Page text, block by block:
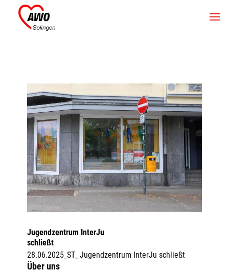
Jugendzentrum InterJu
schließt
28.06.2025_ST_ Jugendzentrum InterJu schließt
Über uns